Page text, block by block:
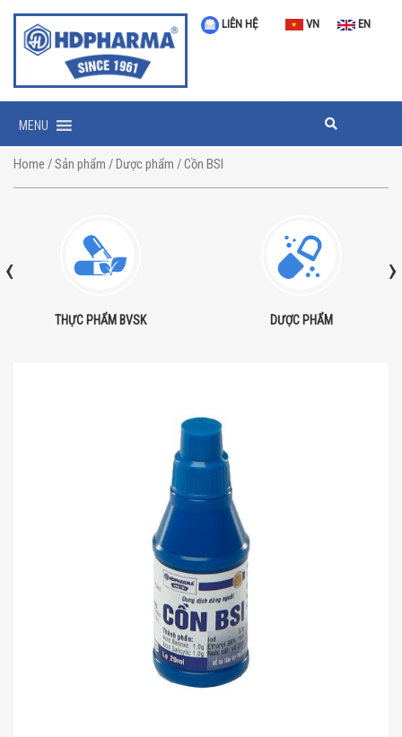
LIÊN HỆ VN EN
MENU
Home /Sản phẩm /Dược phẩm / Cồn BSI
THỰC PHẨM BVSK DƯỢC PHẨM
‹ ›